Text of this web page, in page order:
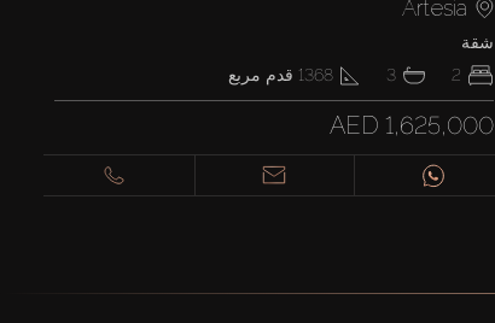
Artesia
شقة
2
3
1368 قدم مربع
AED 1,625,000